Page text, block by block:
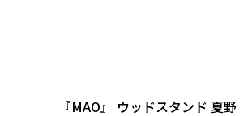
『MAO』 ウッドスタンド 夏野